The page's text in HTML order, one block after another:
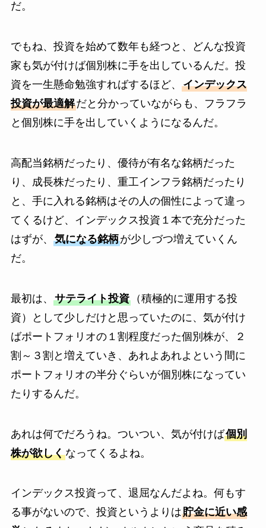
だ。
でもね、投資を始めて数年も経つと、どんな投資
家も気が付けば個別株に手を出しているんだ。投
資を一生懸命勉強すればするほど、 インデックス
投資が最適解だと分かっていながらも、フラフラ
と個別株に手を出していくようになるんだ。
高配当銘柄だったり、優待が有名な銘柄だった
り、成長株だったり、重工インフラ銘柄だったり
と、手に入れる銘柄はその人の個性によって違っ
てくるけど、インデックス投資１本で充分だった
はずが、 気になる銘柄が少しづつ増えていくん
だ。
最初は、 サテライト投資（積極的に運用する投
資）として少しだけと思っていたのに、気が付け
ばポートフォリオの１割程度だった個別株が、２
割～３割と増えていき、あれよあれよという間に
ポートフォリオの半分ぐらいが個別株になってい
たりするんだ。
あれは何でだろうね。ついつい、気が付けば個別
株が欲しくなってくるよね。
インデックス投資って、退屈なんだよね。何もす
る事がないので、投資というよりは貯金に近い感